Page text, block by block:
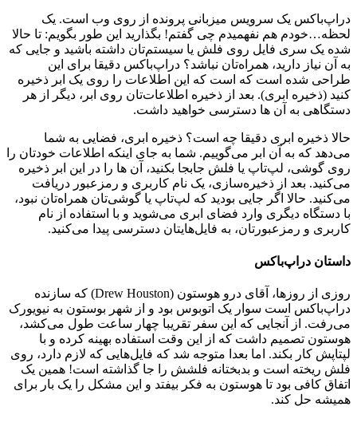
دراپ‌باکس یک سرویس میزبانی پرونده از روی وب است. یک
لحظه…خودم هم نفهمیدم چی گفتم! بگذارید این طور بگویم: تا حالا
شده یک سری فایل روی فلش یا سیستم‌تان داشته باشید و جایی که
به آن نیاز دارید، همراه‌تان نباشد؟ دراپ‌باکس دقیقا برای این
طراحی شده است که است که این اطلاعات را روی یک ابر ذخیره
کنید (ذخیره ابری). بعد از ذخیره اطلاعات‌تان روی ابر، دیگر از هر
دستگاهی به آن ها دسترسی خواهید داشت.
حالا ذخیره ابری دقیقا چه است؟ ذخیره ابری، فضایی به شما
می‌دهد که به آن ابر می‌گوییم. شما به جای اینکه اطلاعات خودتان را
روی گوشی، لپ‌تاپ یا فلش جابجا بکنید، آن ها را در این ابر ذخیره
می‌کنید. بعد از ذخیره‌سازی، یک نام کاربری و رمزعبور دریافت
می‌کنید. حالا اگر جایی بودید که لپ‌تاپ یا گوشی‌تان همراه‌تان نبود،
با دستگاه دیگری وارد فضای ابری می‌شوید و با استفاده از نام
کاربری و رمزعبورتان، به فایل‌هایتان دسترسی پیدا می‌کنید.
داستان دراپ‌باکس
روزی از روزها، آقای درو هوستون (Drew Houston) که سازنده
دراپ‌باکس است سوار یک اتوبوس بود و از شهر بوستون به نیویورک
می‌رفت. از آنجایی که این سفر تقریبا چهار ساعت طول می‌کشد،
هوستون تصمیم داشت که از این وقت استفاده بهینه کرده و با
لپتاپش کار بکند. اما بعدا متوجه شد که فایل‌هایی که لازم دارد، روی
فلش ریخته است و بدبختانه فلشش را جا گذاشته است! همین یک
اتفاق کافی بود تا هوستون به فکر بیفتد و این مشکل را یک بار برای
همیشه حل کند.